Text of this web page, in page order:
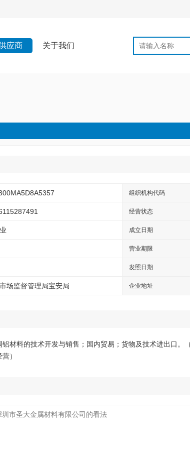
应商 关于我们
组织机构代码
经营状态
成立日期
营业期限
发照日期
场监督管理局宝安局 企业地址
材料的技术开发与销售；国内贸易；货物及技术进出口。
）